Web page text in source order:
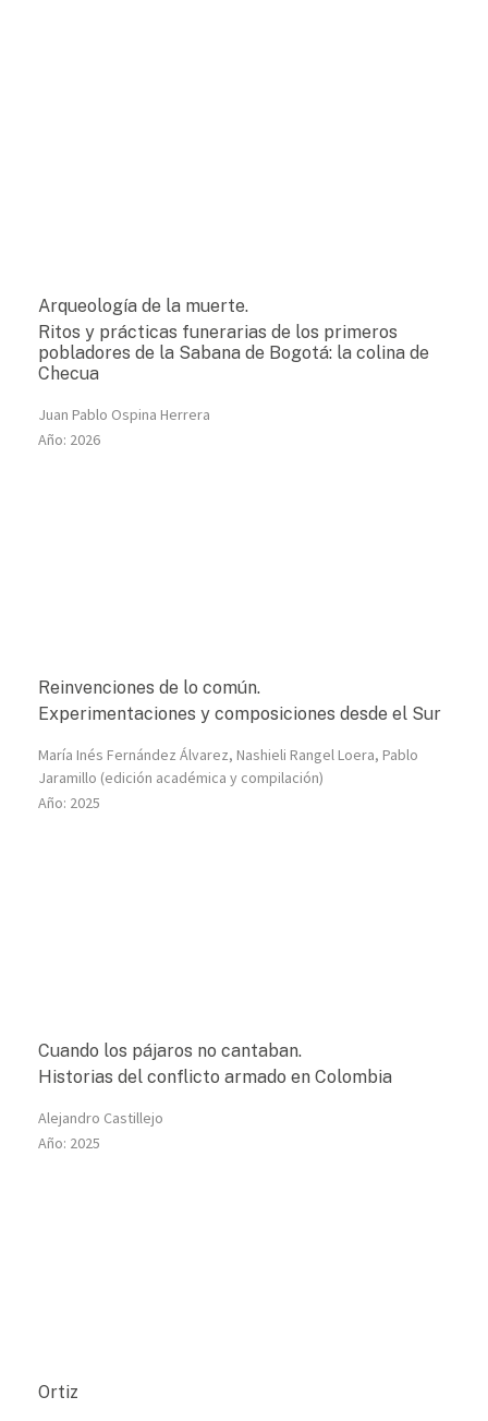
Arqueología de la muerte.
Ritos y prácticas funerarias de los primeros
pobladores de la Sabana de Bogotá: la colina de
Checua
Juan Pablo Ospina Herrera
Año: 2026
Reinvenciones de lo común.
Experimentaciones y composiciones desde el Sur
María Inés Fernández Álvarez, Nashieli Rangel Loera, Pablo
Jaramillo (edición académica y compilación)
Año: 2025
Cuando los pájaros no cantaban.
Historias del conflicto armado en Colombia
Alejandro Castillejo
Año: 2025
Ortiz